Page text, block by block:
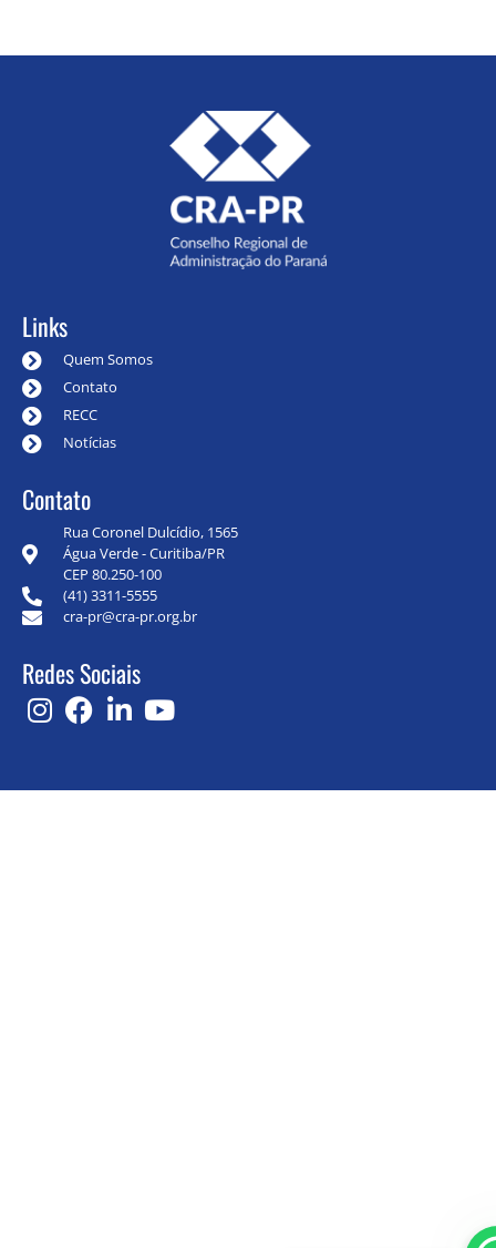
Links
Quem Somos
Contato
RECC
Notícias
Contato
Rua Coronel Dulcídio, 1565
Água Verde - Curitiba/PR
CEP 80.250-100
(41) 3311-5555
cra-pr@cra-pr.org.br
Redes Sociais